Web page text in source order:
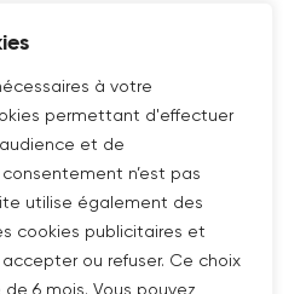
à votre
permettant d'effectuer
et de
n’est pas
utilise également des
cookies publicitaires et
ou refuser. Ce choix
6 mois. Vous pouvez
fenêtre
NEWSLETTER